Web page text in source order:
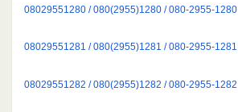
08029551280 / 080(2955)1280 / 080-2955-1280
08029551281 / 080(2955)1281 / 080-2955-1281
08029551282 / 080(2955)1282 / 080-2955-1282